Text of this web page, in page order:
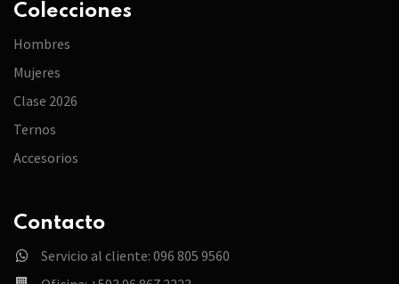
Colecciones
Hombres
Mujeres
Clase 2026
Ternos
Accesorios
Contacto
Servicio al cliente: 096 805 9560